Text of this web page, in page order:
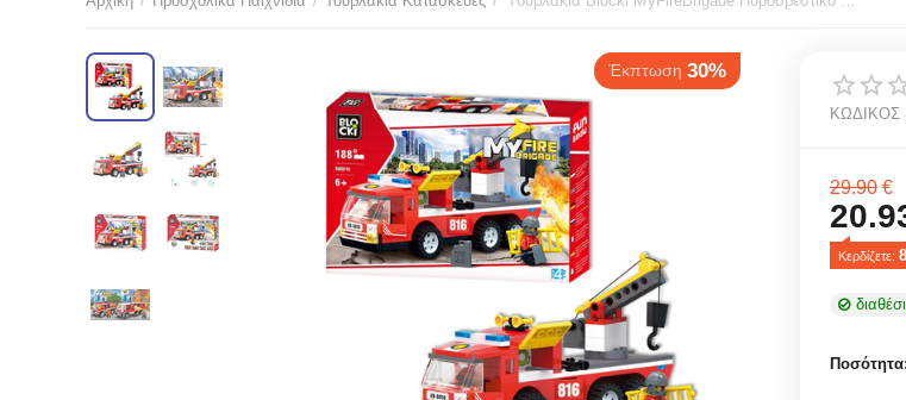
ΚΩΔΙΚΟΣ
29.90 €
Κερδίζετε:
Ποσότητα: